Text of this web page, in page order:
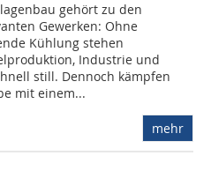
gehört zu den
Gewerken: Ohne
Kühlung stehen
Industrie und
still. Dennoch kämpfen
mit einem...
mehr